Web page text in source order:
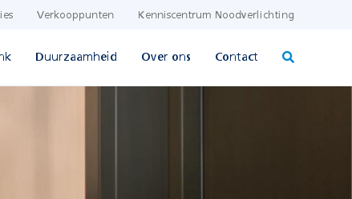
Verkooppunten Kenniscentrum Noodverlichting
Duurzaamheid Over ons Contact